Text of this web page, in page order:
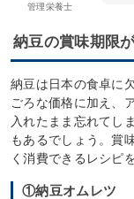
管理栄養士
納豆の賞味期限
納豆は日本の食卓に
ごろな価格に加え、
入れたまま忘れてし
もあるでしょう。賞
く消費できるレシピ
①納豆オムレツ